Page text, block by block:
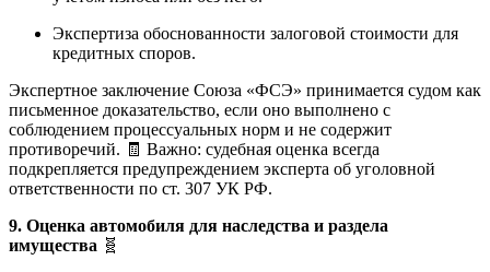
Экспертиза обоснованности залоговой стоимости для
кредитных споров.
Экспертное заключение Союза «ФСЭ» принимается судом как
письменное доказательство, если оно выполнено с
соблюдением процессуальных норм и не содержит
противоречий. 🧾 Важно: судебная оценка всегда
подкрепляется предупреждением эксперта об уголовной
ответственности по ст. 307 УК РФ.
9. Оценка автомобиля для наследства и раздела
имущества 🧬